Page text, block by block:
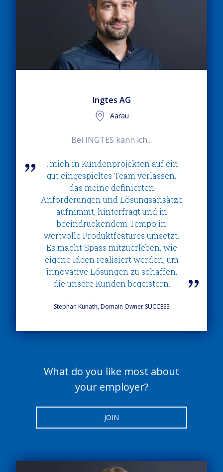
Ingtes AG
Aarau
Bei INGTES kann ich...
…mich in Kundenprojekten auf ein
gut eingespieltes Team verlassen,
das meine definierten
Anforderungen und Lösungsansätze
aufnimmt, hinterfragt und in
beeindruckendem Tempo in
wertvolle Produktfeatures umsetzt.
Es macht Spass mitzuerleben, wie
eigene Ideen realisiert werden, um
innovative Lösungen zu schaffen,
die unsere Kunden begeistern.
Stephan Kunath, Domain Owner SUCCESS
What do you like most about
your employer?
JOIN